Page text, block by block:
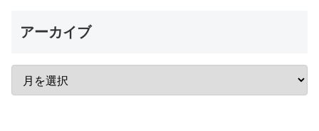
アーカイブ